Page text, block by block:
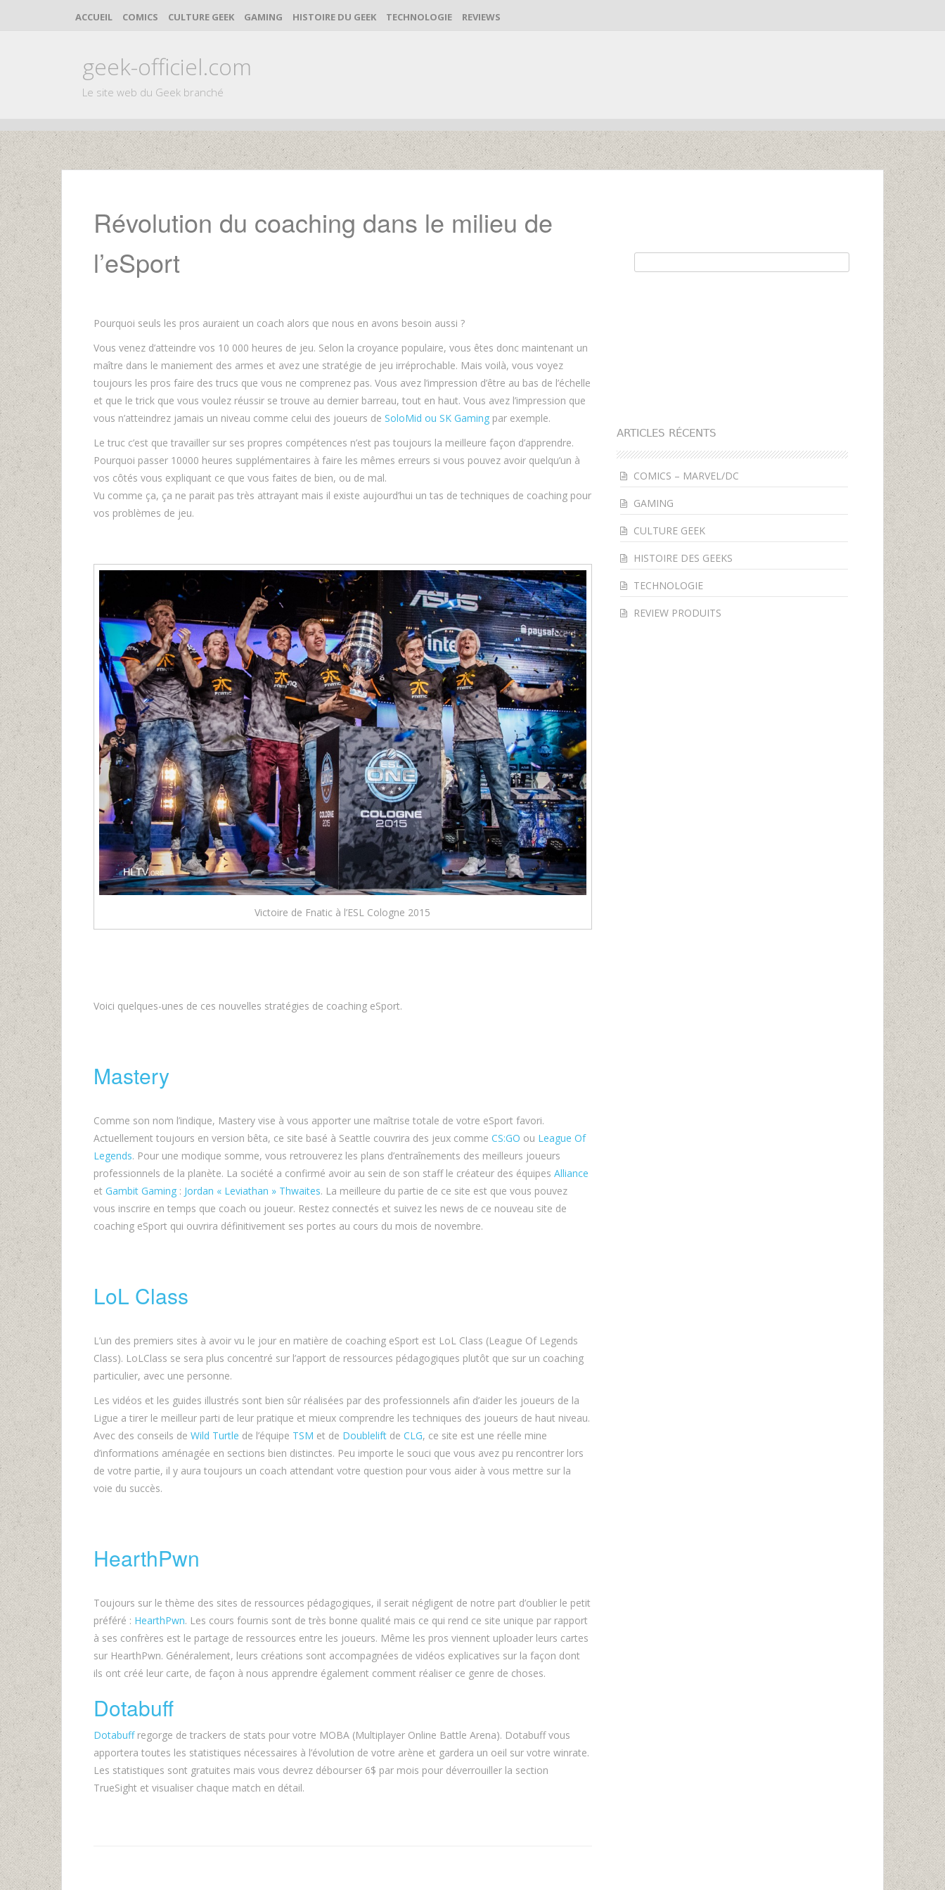
ACCUEIL COMICS CULTURE GEEK GAMING HISTOIRE DU GEEK TECHNOLOGIE REVIEWS
geek-officiel.com
Le site web du Geek branché
Skip
to
content
Révolution du coaching dans le milieu de
l’eSport
Pourquoi seuls les pros auraient un coach alors que nous en avons besoin aussi ?
Vous venez d’atteindre vos 10 000 heures de jeu. Selon la croyance populaire, vous êtes donc maintenant un
maître dans le maniement des armes et avez une stratégie de jeu irréprochable. Mais voilà, vous voyez
toujours les pros faire des trucs que vous ne comprenez pas. Vous avez l’impression d’être au bas de l’échelle
et que le trick que vous voulez réussir se trouve au dernier barreau, tout en haut. Vous avez l’impression que
vous n’atteindrez jamais un niveau comme celui des joueurs de SoloMid ou SK Gaming par exemple.
Le truc c’est que travailler sur ses propres compétences n’est pas toujours la meilleure façon d’apprendre.
Pourquoi passer 10000 heures supplémentaires à faire les mêmes erreurs si vous pouvez avoir quelqu’un à
vos côtés vous expliquant ce que vous faites de bien, ou de mal.
Vu comme ça, ça ne parait pas très attrayant mais il existe aujourd’hui un tas de techniques de coaching pour
vos problèmes de jeu.
Victoire de Fnatic à l’ESL Cologne 2015
Voici quelques-unes de ces nouvelles stratégies de coaching eSport.
Mastery
Comme son nom l’indique, Mastery vise à vous apporter une maîtrise totale de votre eSport favori.
Actuellement toujours en version bêta, ce site basé à Seattle couvrira des jeux comme CS:GO ou League Of
Legends. Pour une modique somme, vous retrouverez les plans d’entraînements des meilleurs joueurs
professionnels de la planète. La société a confirmé avoir au sein de son staff le créateur des équipes Alliance
et Gambit Gaming : Jordan « Leviathan » Thwaites. La meilleure du partie de ce site est que vous pouvez
vous inscrire en temps que coach ou joueur. Restez connectés et suivez les news de ce nouveau site de
coaching eSport qui ouvrira définitivement ses portes au cours du mois de novembre.
LoL Class
L’un des premiers sites à avoir vu le jour en matière de coaching eSport est LoL Class (League Of Legends
Class). LoLClass se sera plus concentré sur l’apport de ressources pédagogiques plutôt que sur un coaching
particulier, avec une personne.
Les vidéos et les guides illustrés sont bien sûr réalisées par des professionnels afin d’aider les joueurs de la
Ligue a tirer le meilleur parti de leur pratique et mieux comprendre les techniques des joueurs de haut niveau.
Avec des conseils de Wild Turtle de l’équipe TSM et de Doublelift de CLG, ce site est une réelle mine
d’informations aménagée en sections bien distinctes. Peu importe le souci que vous avez pu rencontrer lors
de votre partie, il y aura toujours un coach attendant votre question pour vous aider à vous mettre sur la
voie du succès.
HearthPwn
Toujours sur le thème des sites de ressources pédagogiques, il serait négligent de notre part d’oublier le petit
préféré : HearthPwn. Les cours fournis sont de très bonne qualité mais ce qui rend ce site unique par rapport
à ses confrères est le partage de ressources entre les joueurs. Même les pros viennent uploader leurs cartes
sur HearthPwn. Généralement, leurs créations sont accompagnées de vidéos explicatives sur la façon dont
ils ont créé leur carte, de façon à nous apprendre également comment réaliser ce genre de choses.
Dotabuff
Dotabuffregorge de trackers de stats pour votre MOBA (Multiplayer Online Battle Arena). Dotabuff vous
apportera toutes les statistiques nécessaires à l’évolution de votre arène et gardera un oeil sur votre winrate.
Les statistiques sont gratuites mais vous devrez débourser 6$ par mois pour déverrouiller la section
TrueSight et visualiser chaque match en détail.
Rechercher :
ARTICLES RÉCENTS
COMICS – MARVEL/DC
GAMING
CULTURE GEEK
HISTOIRE DES GEEKS
TECHNOLOGIE
REVIEW PRODUITS